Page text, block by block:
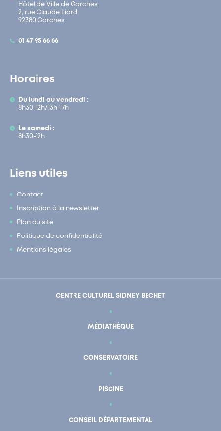
Hôtel de Ville de Garches
2, rue Claude Liard
92380 Garches
01 47 95 66 66
Horaires
Du lundi au vendredi :
8h30-12h/13h-17h
Le samedi :
8h30-12h
Liens utiles
Contact
Inscription à la newsletter
Plan du site
Politique de confidentialité
Mentions légales
CENTRE CULTUREL SIDNEY BECHET
MÉDIATHÈQUE
CONSERVATOIRE
PISCINE
CONSEIL DÉPARTEMENTAL